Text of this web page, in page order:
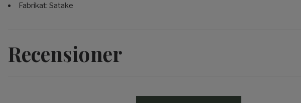
Fabrikat: Satake
Recensioner